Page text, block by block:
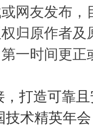
网友发布
归原作者
一时间更正
打造可靠
技术精英年